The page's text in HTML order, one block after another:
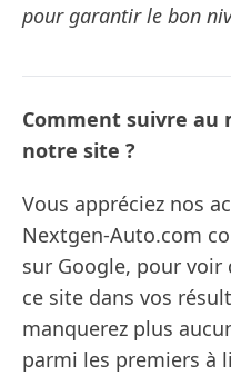
pour garantir le bon
Comment suivre au
notre site ?
Vous appréciez nos
Nextgen-Auto.com
sur Google, pour voir
ce site dans vos
manquerez plus
parmi les premiers à